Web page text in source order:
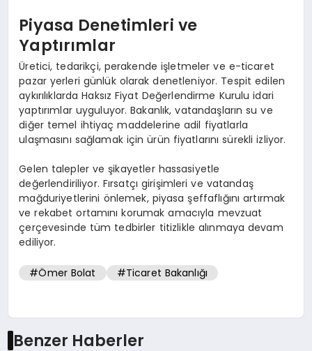
Piyasa Denetimleri ve
Yaptırımlar
Üretici, tedarikçi, perakende işletmeler ve e-ticaret
pazar yerleri günlük olarak denetleniyor. Tespit edilen
aykırılıklarda Haksız Fiyat Değerlendirme Kurulu idari
yaptırımlar uyguluyor. Bakanlık, vatandaşların su ve
diğer temel ihtiyaç maddelerine adil fiyatlarla
ulaşmasını sağlamak için ürün fiyatlarını sürekli izliyor.
Gelen talepler ve şikayetler hassasiyetle
değerlendiriliyor. Fırsatçı girişimleri ve vatandaş
mağduriyetlerini önlemek, piyasa şeffaflığını artırmak
ve rekabet ortamını korumak amacıyla mevzuat
çerçevesinde tüm tedbirler titizlikle alınmaya devam
ediliyor.
#Ömer Bolat #Ticaret Bakanlığı
Benzer Haberler